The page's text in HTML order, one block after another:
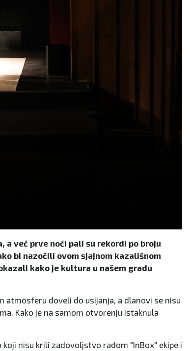
već prve noći pali su rekordi po broju
bi nazočili ovom sjajnom kazališnom
kako je kultura u našem gradu
atmosferu doveli do usijanja, a dlanovi se nisu
Kako je na samom otvorenju istaknula
nisu krili zadovoljstvo radom "InBox" ekipe i